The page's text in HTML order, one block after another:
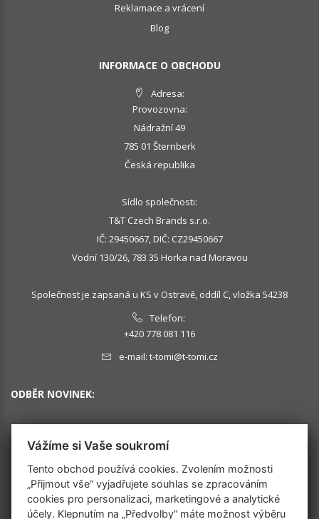
Reklamace a vrácení
Blog
INFORMACE O OBCHODU
Adresa:
Provozovna:
Nádražní 49
785 01 Šternberk
Česká republika
Sídlo společnosti:
T&T Czech Brands s.r.o.
IČ: 29450667, DIČ: CZ29450667
Vodní 130/26, 783 35 Horka nad Moravou
Společnost je zapsaná u KS v Ostravě, oddíl C, vložka 54238
Telefon:
+420 778 081 116
e-mail: t-tomi@t-tomi.cz
ODBĚR NOVINEK:
OK
SLEDUJTE NÁS
Vážíme si Vaše soukromí
Tento obchod používá cookies. Zvolením možnosti
„Přijmout vše“ vyjadřujete souhlas se zpracováním
cookies pro personalizaci, marketingové a analytické
účely. Klepnutím na „Předvolby“ máte možnost výběru